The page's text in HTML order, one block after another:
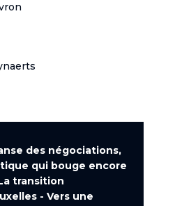
des négociations,
qui bouge encore
transition
- Vers une